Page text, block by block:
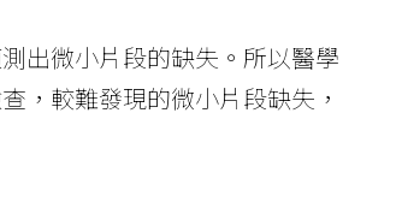
出微小片段的缺失。所以醫學
，較難發現的微小片段缺失，